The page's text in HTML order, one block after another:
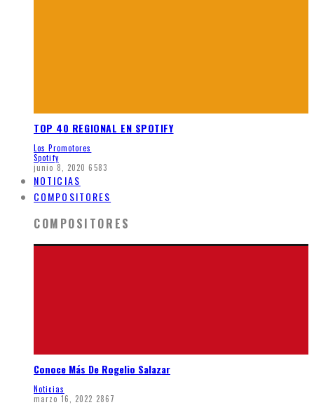
TOP 40 REGIONAL EN SPOTIFY
Los Promotores
Spotify
junio 8, 2020 6583
NOTICIAS
COMPOSITORES
COMPOSITORES
Conoce Más De Rogelio Salazar
Noticias
marzo 16, 2022 2867